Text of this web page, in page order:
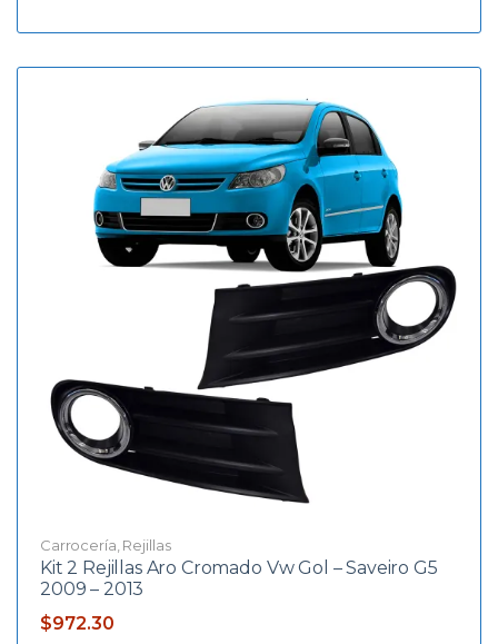
Carrocería Rejillas
Kit 2 Rejillas Aro Cromado Vw Gol – Saveiro G5
2009 – 2013
$972.30